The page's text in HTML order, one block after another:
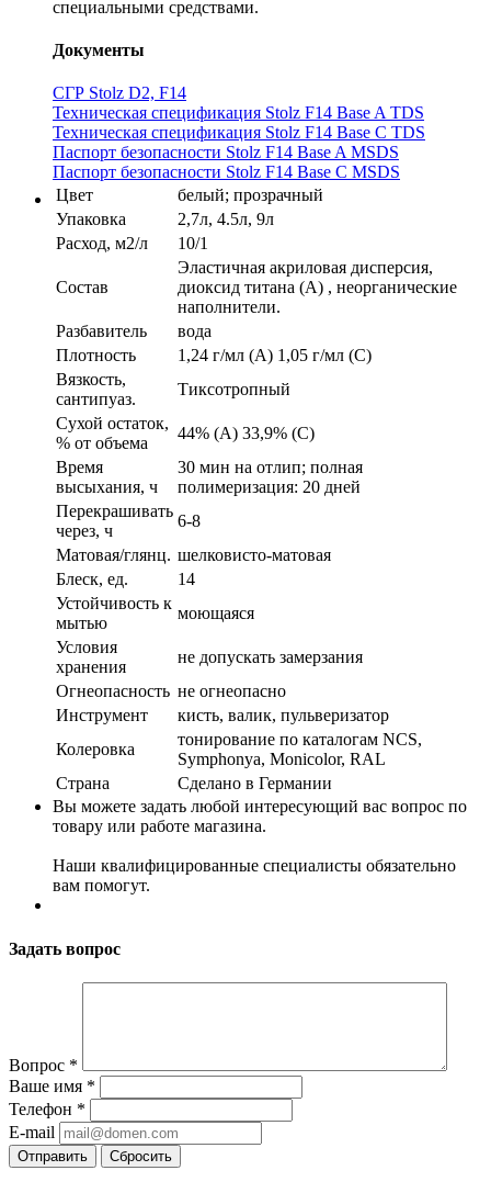
специальными средствами.
Документы
СГР Stolz D2, F14
Техническая спецификация Stolz F14 Base A TDS
Техническая спецификация Stolz F14 Base C TDS
Паспорт безопасности Stolz F14 Base A MSDS
Паспорт безопасности Stolz F14 Base C MSDS
Цвет
белый; прозрачный
Упаковка
2,7л, 4.5л, 9л
Расход, м2/л
10/1
Cостав
Эластичная акриловая дисперсия,
диоксид титана (А) , неорганические
наполнители.
Разбавитель
вода
Плотность
1,24 г/мл (А) 1,05 г/мл (С)
Вязкость,
сантипуаз.
Тиксотропный
Сухой остаток,
% от объема
44% (А) 33,9% (С)
Время
высыхания, ч
30 мин на отлип; полная
полимеризация: 20 дней
Перекрашивать
через, ч
6-8
Матовая/глянц. шелковисто-матовая
Блеск, ед.
14
Устойчивость к
мытью
моющаяся
Условия
хранения
не допускать замерзания
Огнеопасность не огнеопасно
Инструмент
кисть, валик, пульверизатор
Колеровка
тонирование по каталогам NCS,
Symphonya, Monicolor, RAL
Страна
Сделано в Германии
Вы можете задать любой интересующий вас вопрос по
товару или работе магазина.
Наши квалифицированные специалисты обязательно
вам помогут.
Задать вопрос
Вопрос *
Ваше имя *
Телефон *
E-mail
Сбросить